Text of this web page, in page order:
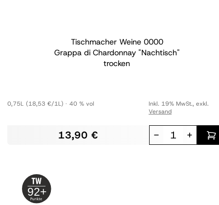
Tischmacher Weine 0000
Grappa di Chardonnay "Nachtisch"
trocken
0,75L (18,53 €/1L) 40 % vol
13,90 €
Inkl. 19% MwSt., exkl.
Versand
- +
92+